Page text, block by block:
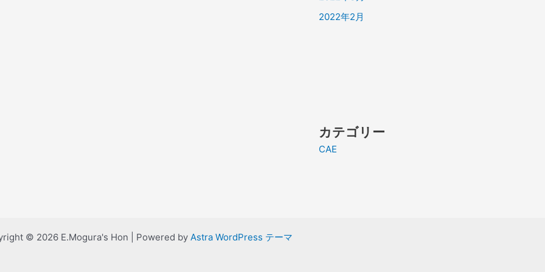
2022年2月
カテゴリー
CAE
© 2026 E.Mogura's Hon | Powered by Astra WordPress テーマ